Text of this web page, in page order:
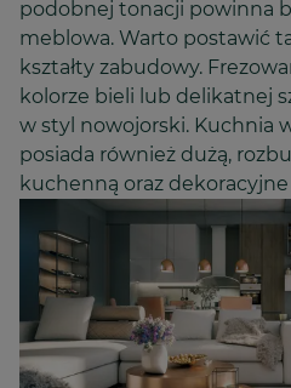
podobnej tonacji powinna
meblowa. Warto postawić
kształty zabudowy.
kolorze bieli lub delikatnej
w styl nowojorski. Kuchnia
posiada również dużą,
kuchenną oraz